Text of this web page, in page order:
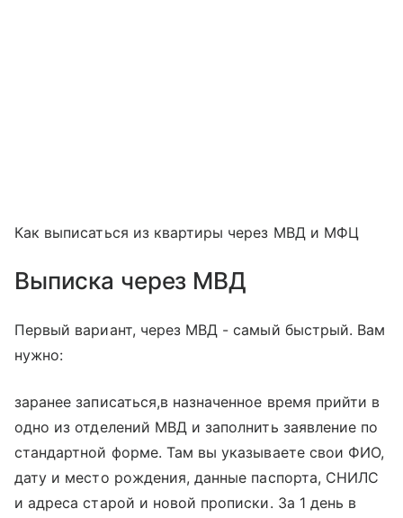
Как выписаться из квартиры через МВД и МФЦ
Выписка через МВД
Первый вариант, через МВД - самый быстрый. Вам
нужно:
заранее записаться,в назначенное время прийти в
одно из отделений МВД и заполнить заявление по
стандартной форме. Там вы указываете свои ФИО,
дату и место рождения, данные паспорта, СНИЛС
и адреса старой и новой прописки. За 1 день в